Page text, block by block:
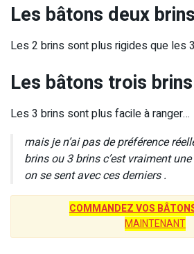
Les bâtons deux
Les 2 brins sont plus rigides que les
Les bâtons trois
Les 3 brins sont plus facile à ranger…
mais je n’ai pas de préférence
brins ou 3 brins c’est vraiment
on se sent avec ces derniers .
COMMANDEZ VOS
MAINTENANT